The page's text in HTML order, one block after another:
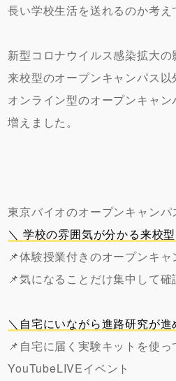
長い学校生活を送れるのか考え
新型コロナウイルス感染拡大の
来校型のオープンキャンパス以
オンライン型のオープンキャ
増えました。
東京バイオのオープンキャンパ
＼ 学校の雰囲気が分かる来校
📌体験授業付きのオープンキャ
📌気になることだけ集中して
＼自宅にいながら進路研究が進
📌自宅に届く実験キットを使っ
YouTubeLIVEイベント